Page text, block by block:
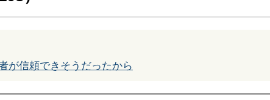
が信頼できそうだったから